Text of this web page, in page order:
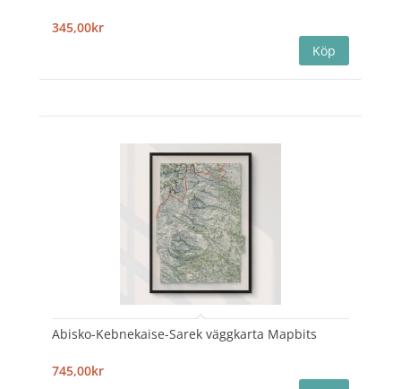
345,00kr
Abisko-Kebnekaise-Sarek väggkarta Mapbits
745,00kr